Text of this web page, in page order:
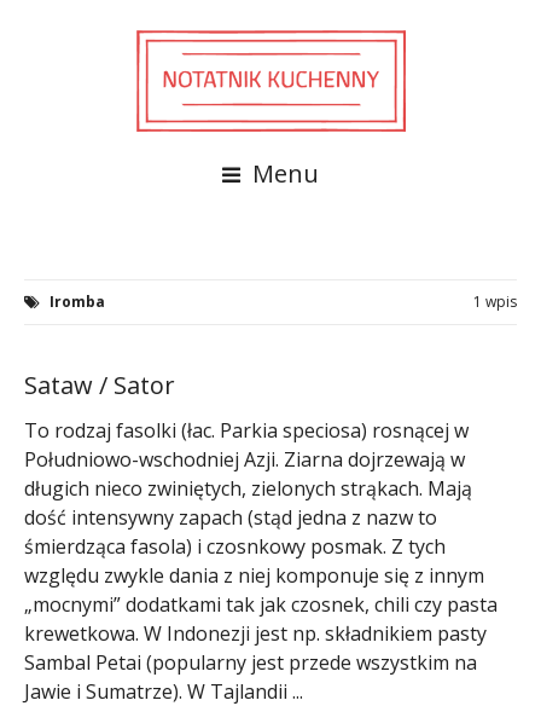
Menu
Iromba 1 wpis
Sataw / Sator
To rodzaj fasolki (łac. Parkia speciosa) rosnącej w
Południowo-wschodniej Azji. Ziarna dojrzewają w
długich nieco zwiniętych, zielonych strąkach. Mają
dość intensywny zapach (stąd jedna z nazw to
śmierdząca fasola) i czosnkowy posmak. Z tych
względu zwykle dania z niej komponuje się z innym
„mocnymi” dodatkami tak jak czosnek, chili czy pasta
krewetkowa. W Indonezji jest np. składnikiem pasty
Sambal Petai (popularny jest przede wszystkim na
Jawie i Sumatrze). W Tajlandii ...